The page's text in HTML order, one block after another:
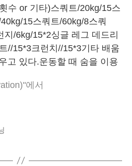
수 or 기타)스쿼트/20kg/15스
15스쿼트/60kg/8스쿼
지/6kg/15*2싱글 레그 데드리
//15*3크런치//15*3기타 배움
고 있다.운동할 때 숨을 이용
단하게 하는 게 중요하다고
여간 헷갈리는 일이 아니
에서